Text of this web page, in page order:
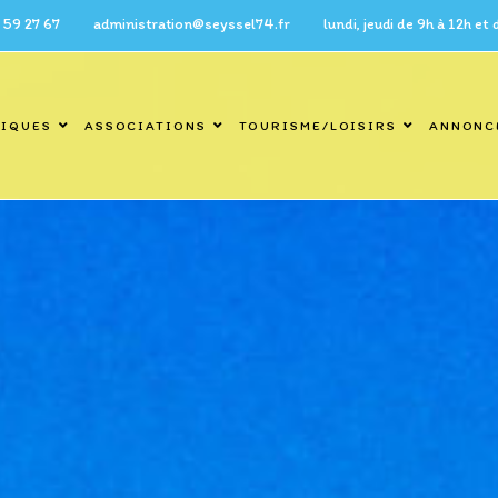
administration@seyssel74.fr lundi, jeudi de 9h à 12h et de
ASSOCIATIONS TOURISME/LOISIRS